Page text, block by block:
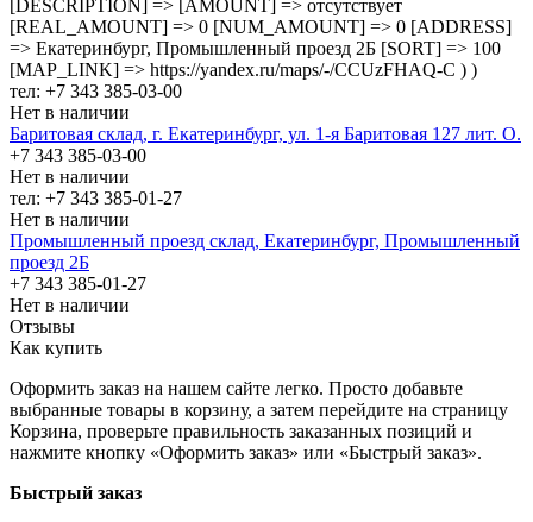
[DESCRIPTION] => [AMOUNT] => отсутствует
[REAL_AMOUNT] => 0 [NUM_AMOUNT] => 0 [ADDRESS]
=> Екатеринбург, Промышленный проезд 2Б [SORT] => 100
[MAP_LINK] => https://yandex.ru/maps/-/CCUzFHAQ-C ) )
тел: +7 343 385-03-00
Нет в наличии
Баритовая склад, г. Екатеринбург, ул. 1-я Баритовая 127 лит. О.
+7 343 385-03-00
Нет в наличии
тел: +7 343 385-01-27
Нет в наличии
Промышленный проезд cклад, Екатеринбург, Промышленный
проезд 2Б
+7 343 385-01-27
Нет в наличии
Отзывы
Как купить
Оформить заказ на нашем сайте легко. Просто добавьте
выбранные товары в корзину, а затем перейдите на страницу
Корзина, проверьте правильность заказанных позиций и
нажмите кнопку «Оформить заказ» или «Быстрый заказ».
Быстрый заказ